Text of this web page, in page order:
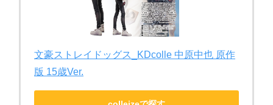
文豪ストレイドッグス_KDcolle 中原中也 原作
版 15歳Ver.